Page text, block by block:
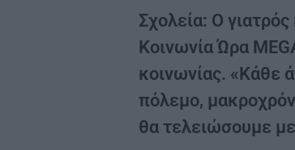
Σχολεία: Ο
Κοινωνία Ώρα
κοινωνίας. «Κάθε
πόλεμο,
θα τελειώσουμε